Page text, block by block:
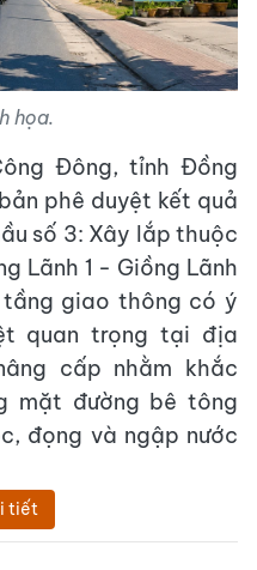
họa.
Đông, tỉnh Đồng
phê duyệt kết quả
số 3: Xây lắp thuộc
Lãnh 1 - Giồng Lãnh
giao thông có ý
quan trọng tại địa
cấp nhằm khắc
mặt đường bê tông
đọng và ngập nước
tiết